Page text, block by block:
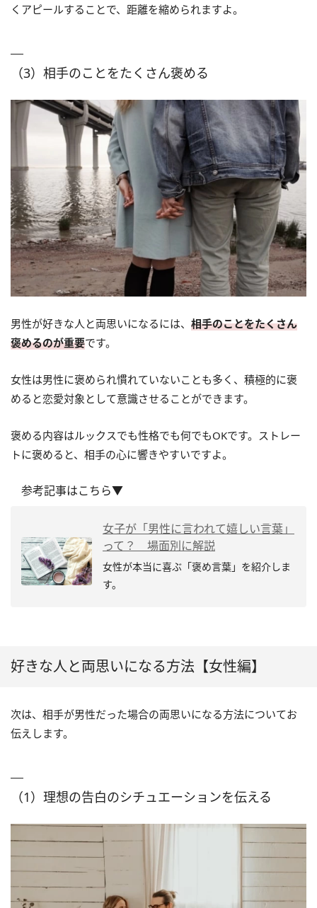
くアピールすることで、距離を縮められますよ。
（3）相手のことをたくさん褒める
男性が好きな人と両思いになるには、 相手のことをたくさん
褒めるのが重要です。
女性は男性に褒められ慣れていないことも多く、積極的に褒
めると恋愛対象として意識させることができます。
褒める内容はルックスでも性格でも何でもOKです。ストレー
トに褒めると、相手の心に響きやすいですよ。
参考記事はこちら▼
女子が「男性に言われて嬉しい言葉」
って？ 場面別に解説
女性が本当に喜ぶ「褒め言葉」を紹介しま
す。
好きな人と両思いになる方法【女性編】
次は、相手が男性だった場合の両思いになる方法についてお
伝えします。
（1）理想の告白のシチュエーションを伝える